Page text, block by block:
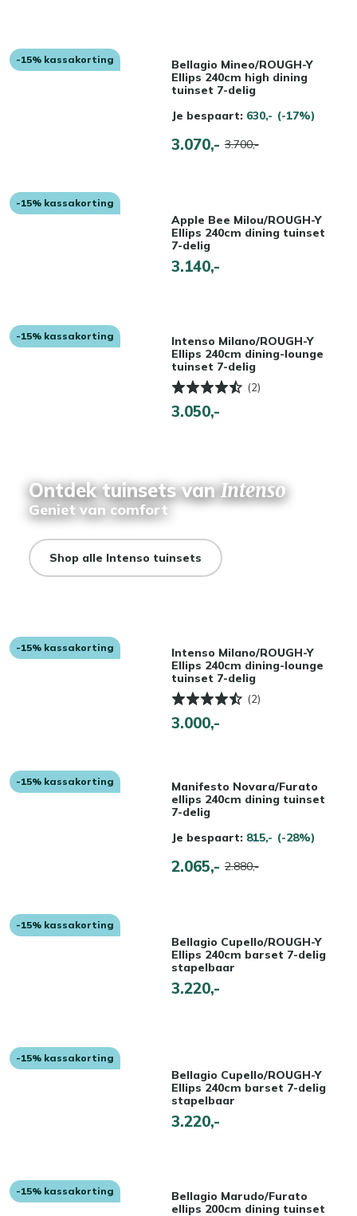
-15% kassakorting
Bellagio Mineo/ROUGH-Y
Ellips 240cm high dining
tuinset 7-delig
Je bespaart: 630,- (-17%)
3.070,- 3.700,-
-15% kassakorting
Apple Bee Milou/ROUGH-Y
Ellips 240cm dining tuinset
7-delig
3.140,-
-15% kassakorting
Intenso Milano/ROUGH-Y
Ellips 240cm dining-lounge
tuinset 7-delig
(2)
3.050,-
Ontdek tuinsets vanIntenso
Geniet van comfort
Shop alle Intenso tuinsets
-15% kassakorting
Intenso Milano/ROUGH-Y
Ellips 240cm dining-lounge
tuinset 7-delig
(2)
3.000,-
-15% kassakorting
Manifesto Novara/Furato
ellips 240cm dining tuinset
7-delig
Je bespaart: 815,- (-28%)
2.065,- 2.880,-
-15% kassakorting
Bellagio Cupello/ROUGH-Y
Ellips 240cm barset 7-delig
stapelbaar
3.220,-
-15% kassakorting
Bellagio Cupello/ROUGH-Y
Ellips 240cm barset 7-delig
stapelbaar
3.220,-
-15% kassakorting
Bellagio Marudo/Furato
ellips 200cm dining tuinset